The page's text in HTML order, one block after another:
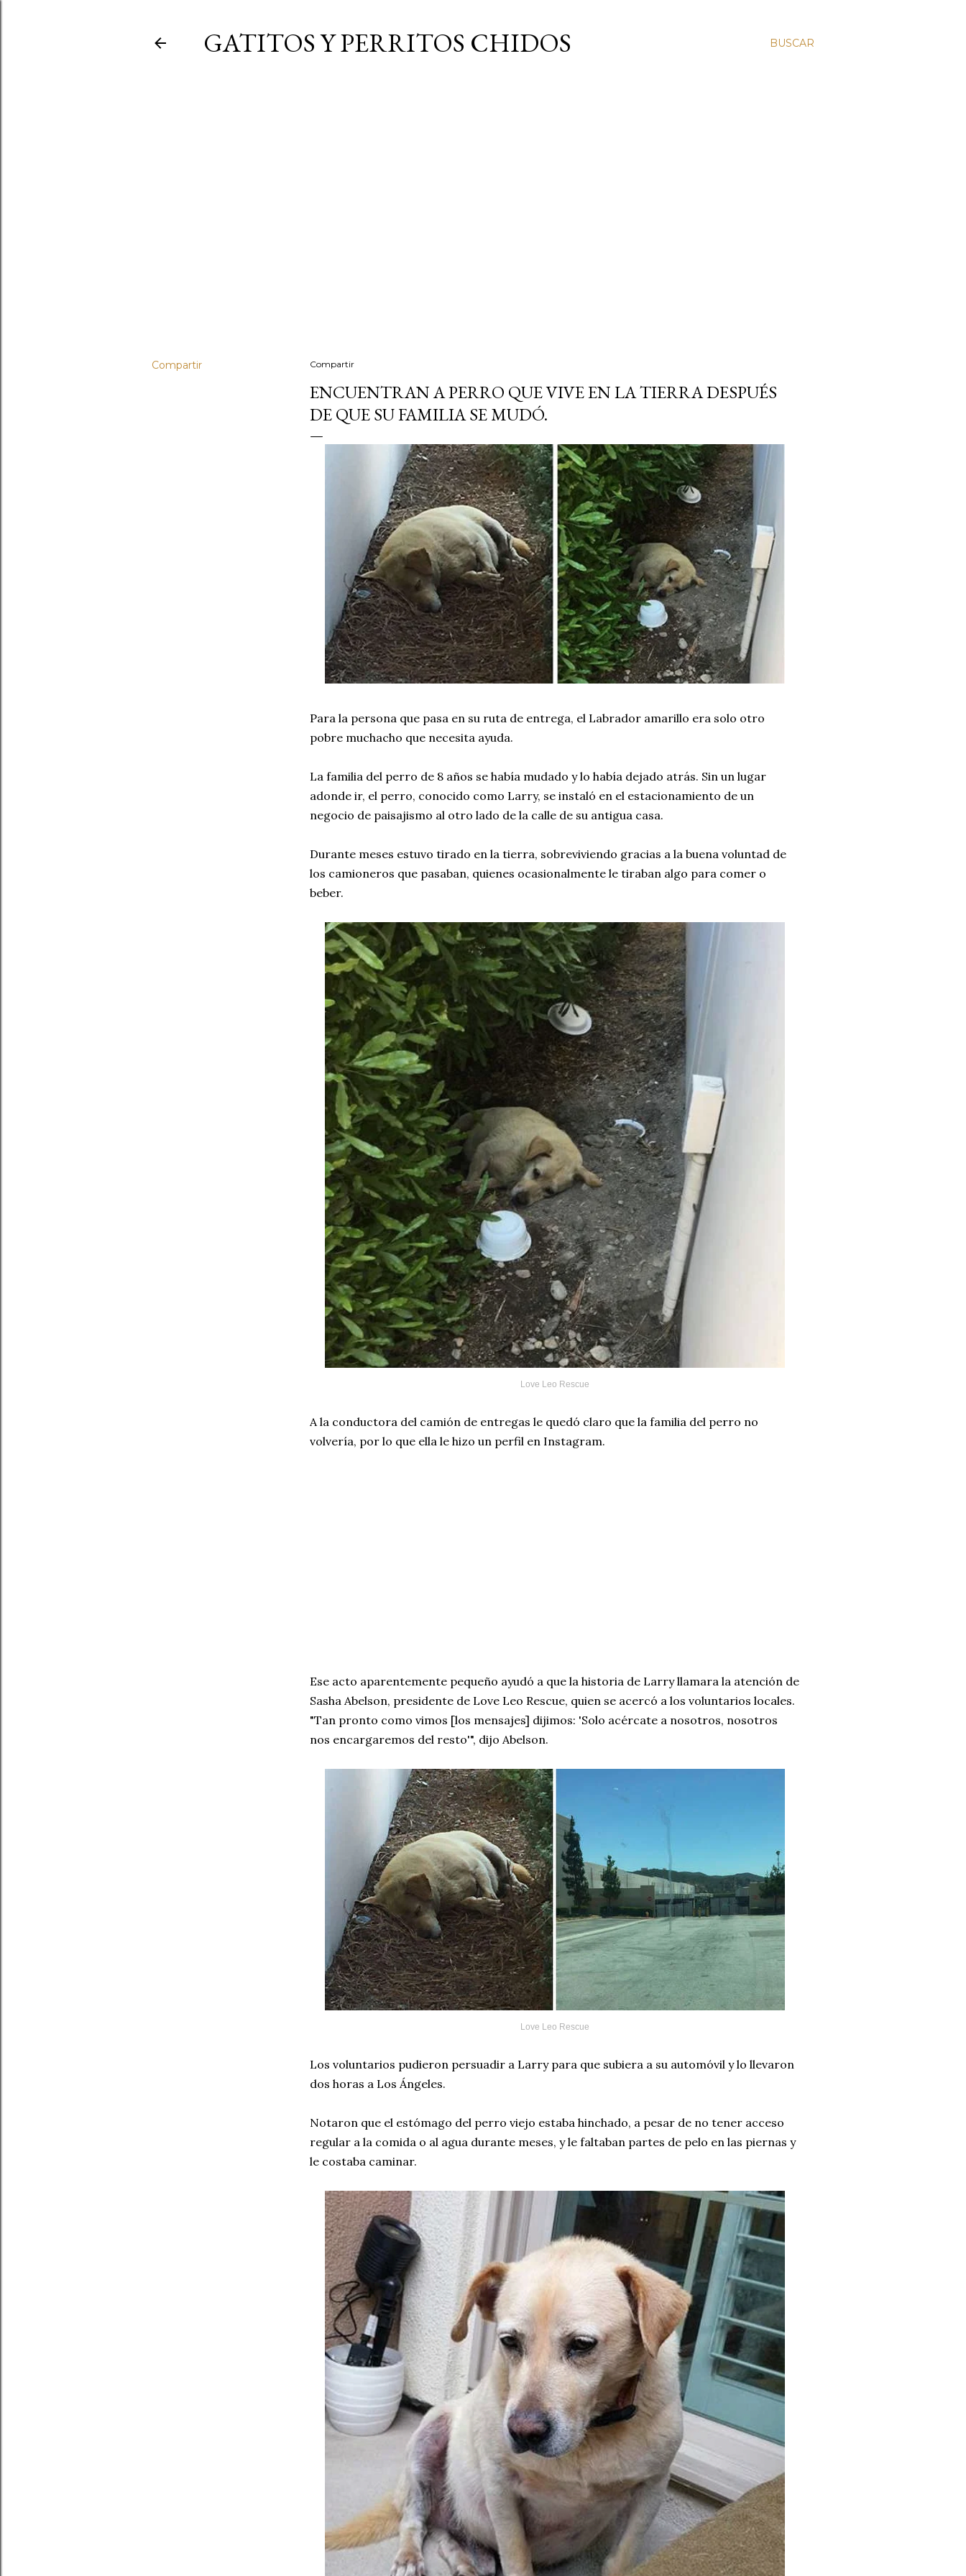
BUSCAR
GATITOS Y PERRITOS CHIDOS
Compartir Compartir
ENCUENTRAN A PERRO QUE VIVE EN LA TIERRA DESPUÉS
DE QUE SU FAMILIA SE MUDÓ.
Para la persona que pasa en su ruta de entrega, el Labrador amarillo era solo otro
pobre muchacho que necesita ayuda.
La familia del perro de 8 años se había mudado y lo había dejado atrás. Sin un lugar
adonde ir, el perro, conocido como Larry, se instaló en el estacionamiento de un
negocio de paisajismo al otro lado de la calle de su antigua casa.
Durante meses estuvo tirado en la tierra, sobreviviendo gracias a la buena voluntad de
los camioneros que pasaban, quienes ocasionalmente le tiraban algo para comer o
beber.
Love Leo Rescue
A la conductora del camión de entregas le quedó claro que la familia del perro no
volvería, por lo que ella le hizo un perfil en Instagram.
Ese acto aparentemente pequeño ayudó a que la historia de Larry llamara la atención de
Sasha Abelson, presidente de Love Leo Rescue, quien se acercó a los voluntarios locales.
"Tan pronto como vimos [los mensajes] dijimos: 'Solo acércate a nosotros, nosotros
nos encargaremos del resto'", dijo Abelson.
Love Leo Rescue
Los voluntarios pudieron persuadir a Larry para que subiera a su automóvil y lo llevaron
dos horas a Los Ángeles.
Notaron que el estómago del perro viejo estaba hinchado, a pesar de no tener acceso
regular a la comida o al agua durante meses, y le faltaban partes de pelo en las piernas y
le costaba caminar.